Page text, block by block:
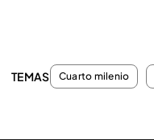
TEMAS Cuarto milenio